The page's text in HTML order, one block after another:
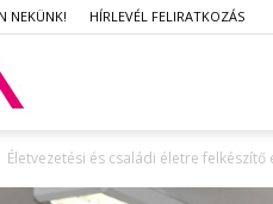
NEKÜNK! HÍRLEVÉL FELIRATKOZÁS
Életvezetési és családi életre